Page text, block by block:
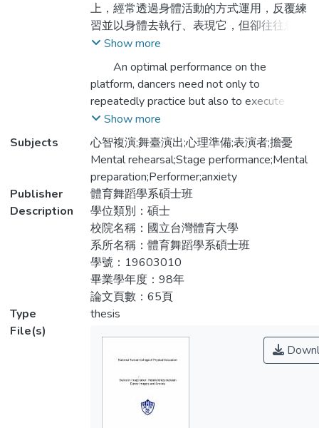
上，經常透過身體活動的方式運用，反覆練
習並以身體去執行、表現它，但卻往往忽略
了心智層面的意象訓練所扮演協助與提升個
人能力的角色。因此，本研究主要的目的在
探討有關舞者個性上對於表演、演出等其他
在要求上，所產生的生理、認知上的焦慮程
度等個別差異，是否會對於在意象的使用上
演出與比賽的壓力所產生的狀態性焦慮的程
度高低上產生不同的影響。希望能藉此釐清
有關焦慮與意象的程度上的相互關係。以北
部大學具有舞蹈系所的學校進行問卷調查，
總計有210位學生進行問卷調查(205位為女
性、5位為男性)，參與研究的參與者的平均
年齡為20歲學舞年齡為8歲。本研究以三個
量表進行施測，分別為：特質性焦慮量表、
舞蹈意象量表、狀態性焦慮量表。本研究分
別以兩個部份進行研究，第一部分與各校老
師連繫後，進行第一部份的問卷發放(特質
性焦慮量表、舞蹈意象量表)，而後並在學
生演出後11小時進行第二部份的問卷發放
(狀態性焦慮量表)。研究中發現，把特質性
焦慮、狀態性焦慮與舞蹈意象相互連結後，
發現舞者在對於焦慮與意象皆無任何影響，
表示舞者在對於意象的使用與當焦慮產生
Show more
An optimal performance on the
platform, dancers need not only to
repeatedly practice but also to execute
body moment with quality technique as well
as appropriate emotions. Without using
imagery, dancers can only function limitedly
and can’t reach their potential. The aim of
this thesis was to explore the relationship
between trait anxiety, state anxiety and the
dancer imagery. A majority of female,
collage dance student sample (n = 210,
mean age = 20, experience years = 8) were
involved in the present study. Three
different questionnaires were conducted in
different time points, included SAS (sport
dancer imagery questionnaire (DIQ; Nordin &
Cumming, 2006) and state anxiety
measurement (CSAI-2; Martens, Vealey,
Smith, Burton, & Bump, 1990) after the
consents were collected. Results showed
Show more
Subjects
心智複演;舞臺演出;心理準備;表演者;擔憂
Mental rehearsal;Stage performance;Mental
preparation;Performer;anxiety
Publisher
體育舞蹈學系碩士班
Description
學位類別：碩士
校院名稱：國立台灣體育大學
系所名稱：體育舞蹈學系碩士班
學號：19603010
畢業學年度：98年
論文頁數：65頁
Type
thesis
File(s)